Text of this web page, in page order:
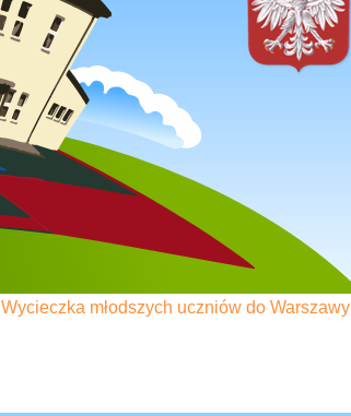
Wycieczka młodszych uczniów do Warszawy